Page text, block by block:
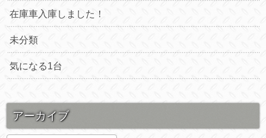
在庫車入庫しました！
未分類
気になる1台
アーカイブ